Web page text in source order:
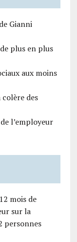
Gianni
plus en plus
aux moins
des
l’employeur
mois de
sur la
personnes